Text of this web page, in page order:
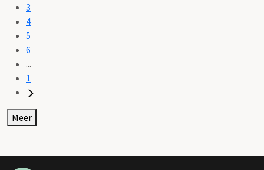
3
4
5
6
...
1
Meer